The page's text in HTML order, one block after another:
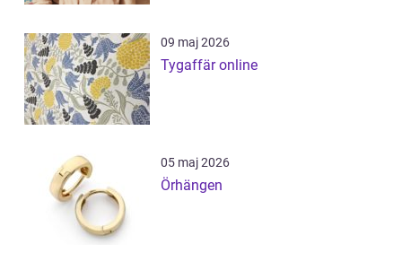
09 maj 2026
Tygaffär online
05 maj 2026
Örhängen